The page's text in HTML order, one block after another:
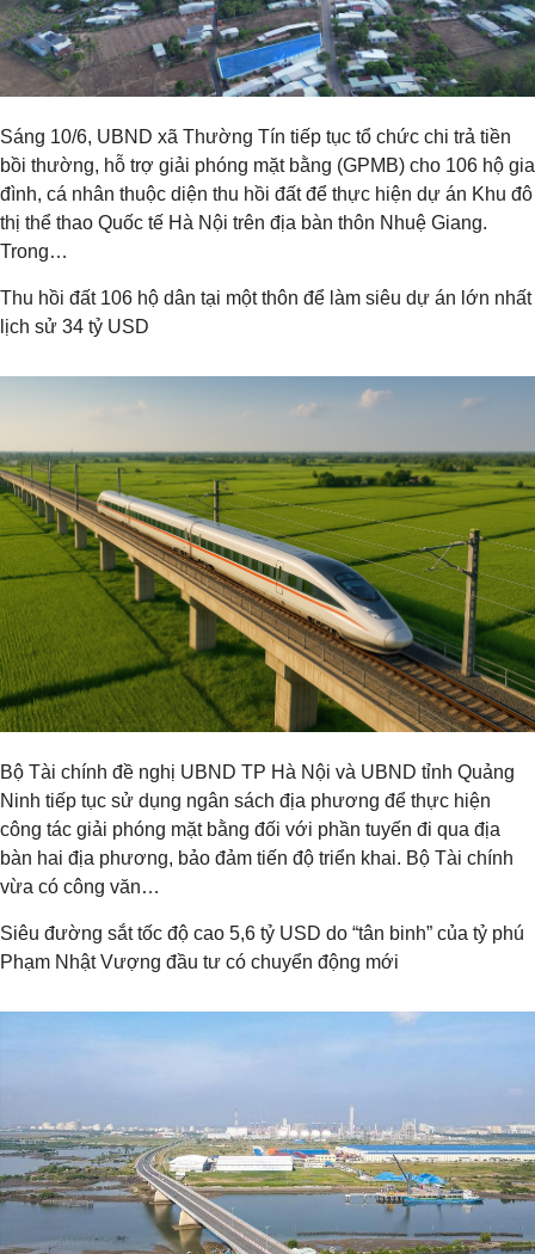
Sáng 10/6, UBND xã Thường Tín tiếp tục tổ chức chi trả tiền
bồi thường, hỗ trợ giải phóng mặt bằng (GPMB) cho 106 hộ gia
đình, cá nhân thuộc diện thu hồi đất để thực hiện dự án Khu đô
thị thể thao Quốc tế Hà Nội trên địa bàn thôn Nhuệ Giang.
Trong…
Thu hồi đất 106 hộ dân tại một thôn để làm siêu dự án lớn nhất
lịch sử 34 tỷ USD
Bộ Tài chính đề nghị UBND TP Hà Nội và UBND tỉnh Quảng
Ninh tiếp tục sử dụng ngân sách địa phương để thực hiện
công tác giải phóng mặt bằng đối với phần tuyến đi qua địa
bàn hai địa phương, bảo đảm tiến độ triển khai. Bộ Tài chính
vừa có công văn…
Siêu đường sắt tốc độ cao 5,6 tỷ USD do “tân binh” của tỷ phú
Phạm Nhật Vượng đầu tư có chuyển động mới